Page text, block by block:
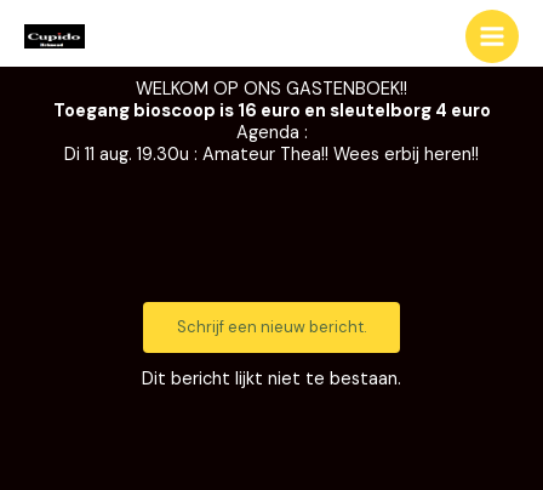
naar
de
WELKOM OP ONS GASTENBOEK!!
Toegang bioscoop is 16 euro en sleutelborg 4 euro
Agenda :
Di 11 aug. 19.30u : Amateur Thea!! Wees erbij heren!!
Dit bericht lijkt niet te bestaan.